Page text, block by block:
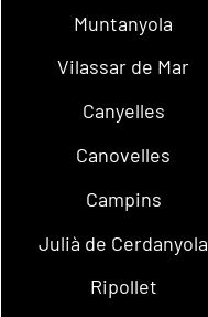
Muntanyola
Vilassar de Mar
Canyelles
Canovelles
Campins
Julià de Cerdanyola
Ripollet